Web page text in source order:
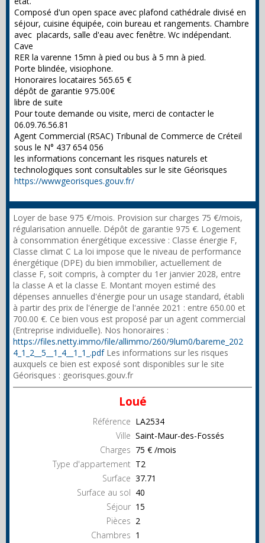
Composé d'un open space avec plafond cathédrale divisé en
séjour, cuisine équipée, coin bureau et rangements. Chambre
avec placards, salle d'eau avec fenêtre. Wc indépendant.
Cave
RER la varenne 15mn à pied ou bus à 5 mn à pied.
Porte blindée, visiophone.
Honoraires locataires 565.65 €
dépôt de garantie 975.00€
libre de suite
Pour toute demande ou visite, merci de contacter le
06.09.76.56.81
Agent Commercial (RSAC) Tribunal de Commerce de Créteil
sous le N° 437 654 056
les informations concernant les risques naturels et
technologiques sont consultables sur le site Géorisques
https://wwwgeorisques.gouv.fr/
Loyer de base 975 €/mois. Provision sur charges 75 €/mois,
régularisation annuelle. Dépôt de garantie 975 €. Logement
à consommation énergétique excessive : Classe énergie F,
Classe climat C La loi impose que le niveau de performance
énergétique (DPE) du bien immobilier, actuellement de
classe F, soit compris, à compter du 1er janvier 2028, entre
la classe A et la classe E. Montant moyen estimé des
dépenses annuelles d'énergie pour un usage standard, établi
à partir des prix de l'énergie de l'année 2021 : entre 650.00 et
700.00 €. Ce bien vous est proposé par un agent commercial
(Entreprise individuelle). Nos honoraires :
https://files.netty.immo/file/allimmo/260/9lum0/bareme_202
4_1_2__5__1_4__1_1_.pdfLes informations sur les risques
auxquels ce bien est exposé sont disponibles sur le site
Géorisques : georisques.gouv.fr
Loué
Référence LA2534
Ville Saint-Maur-des-Fossés
Charges 75 € /mois
Type d'appartement T2
Surface 37.71
Surface au sol 40
Séjour 15
Pièces 2
Chambres 1